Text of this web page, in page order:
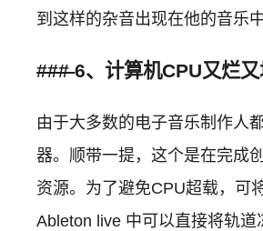
到这样的杂音出现在他的音乐
###6、计算机CPU又烂
由于大多数的电子音乐制作人
器。顺带一提，这个是在完成
资源。为了避免CPU超载，可
Ableton live 中可以直接将轨